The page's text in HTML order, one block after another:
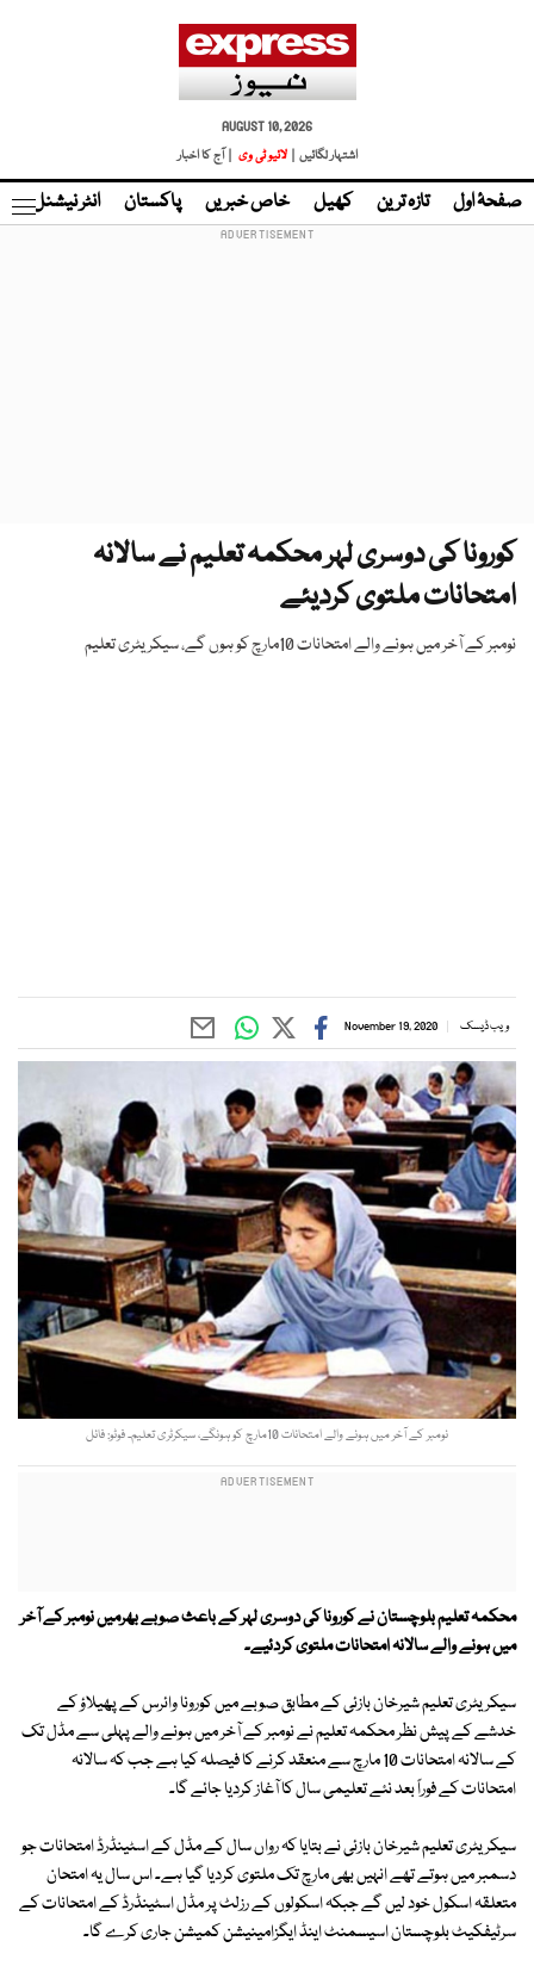
AUGUST 10, 2026
اشتہار لگائیں |
لائیو ٹی وی | آج کا اخبار
صفحۂ اول تازہ ترین کھیل خاص خبریں پاکستان انٹر نیشنل
کورونا کی دوسری لہر محکمہ تعلیم نے سالانہ
امتحانات ملتوی کردیئے
نومبر کے آخر میں ہونے والے امتحانات 10مارچ کو ہوں گے، سیکریٹری تعلیم
ویب ڈیسک November 19, 2020
نومبر کے آخر میں ہونے والے امتحانات 10مارچ کو ہونگے، سیکرٹری تعلیم۔ فوٹو: فائل
محکمہ تعلیم بلوچستان نے کورونا کی دوسری لہر کے باعث صوبے بھرمیں نومبر کے آخر
میں ہونے والے سالانہ امتحانات ملتوی کردئیے۔
سیکریٹری تعلیم شیرخان بازئی کے مطابق صوبے میں کورونا وائرس کے پھیلاؤ کے
خدشے کے پیش نظر محکمہ تعلیم نے نومبر کے آخر میں ہونے والے پہلی سے مڈل تک
کے سالانہ امتحانات 10 مارچ سے منعقد کرنے کا فیصلہ کیا ہے جب کہ سالانہ
امتحانات کے فوراً بعد نئے تعلیمی سال کا آغاز کردیا جائے گا۔
سیکریٹری تعلیم شیرخان بازئی نے بتایا کہ رواں سال کے مڈل کے اسٹینڈرڈ امتحانات جو
دسمبر میں ہوتے تھے انہیں بھی مارچ تک ملتوی کردیا گیا ہے۔ اس سال یہ امتحان
متعلقہ اسکول خود لیں گے جبکہ اسکولوں کے رزلٹ پر مڈل اسٹینڈرڈ کے امتحانات کے
سرٹیفکیٹ بلوچستان اسیسمنٹ اینڈ ایگزامینیشن کمیشن جاری کرے گا۔